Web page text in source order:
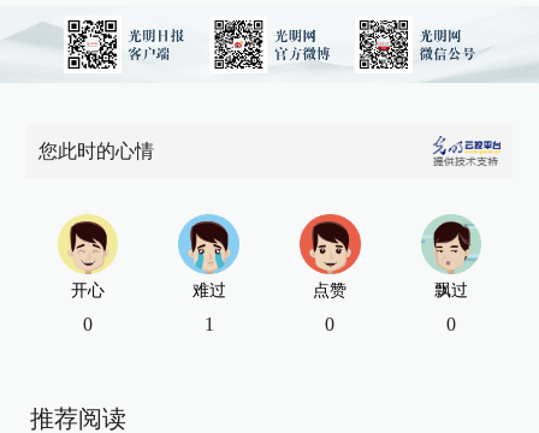
您此时的心情
开心
0
难过
1
点赞
0
飘过
0
推荐阅读